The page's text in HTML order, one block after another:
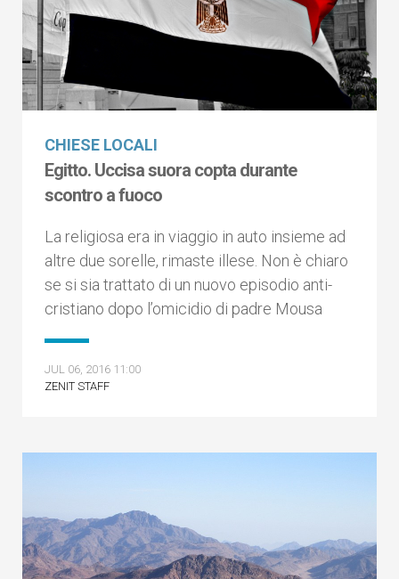
CHIESE LOCALI
Egitto. Uccisa suora copta durante
scontro a fuoco
La religiosa era in viaggio in auto insieme ad
altre due sorelle, rimaste illese. Non è chiaro
se si sia trattato di un nuovo episodio anti-
cristiano dopo l’omicidio di padre Mousa
JUL 06, 2016 11:00
ZENIT STAFF